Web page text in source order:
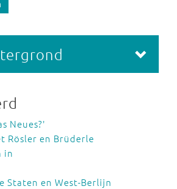
Neues?'
Rösler en Brüderle
in
Staten en West-Berlijn